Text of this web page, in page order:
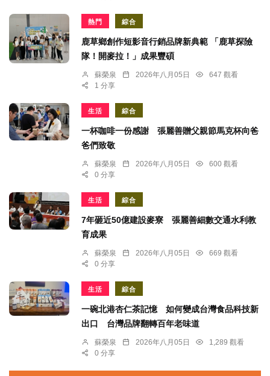
熱門 綜合
鹿草鄉創作短影音行銷品牌新典範 「鹿草探險
隊！開麥拉！」成果豐碩
蘇榮泉 2026年八月05日
647 觀看
1 分享
生活 綜合
一杯咖啡一份感謝 張麗善贈父親節馬克杯向爸
爸們致敬
蘇榮泉 2026年八月05日
600 觀看
0 分享
生活 綜合
7年砸近50億建設麥寮 張麗善細數交通水利教
育成果
蘇榮泉 2026年八月05日
669 觀看
0 分享
生活 綜合
一碗北港杏仁茶記憶 如何變成台灣食品科技新
出口 台灣品牌翻轉百年老味道
蘇榮泉 2026年八月05日
1,289 觀看
0 分享